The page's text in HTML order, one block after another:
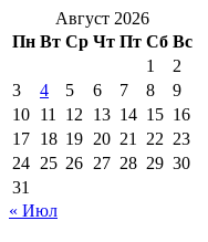
Август 2026
Пн Вт Ср Чт Пт Сб Вс
1
2
3
4 5 6 7 8
9
10 11 12 13 14 15 16
17 18 19 20 21 22 23
24 25 26 27 28 29 30
31
« Июл